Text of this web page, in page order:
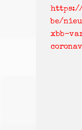
https://
be/
xbb-